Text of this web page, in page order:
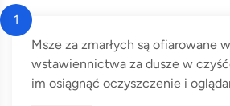
1
Msze za zmarłych są ofiarowane
wstawiennictwa za dusze w
im osiągnąć oczyszczenie i